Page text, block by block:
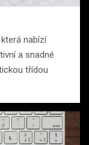
nabízí
a snadné
třídou